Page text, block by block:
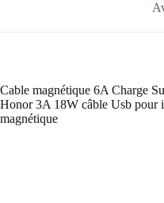
Cable magnétique 6A Charge
Honor 3A 18W câble Usb pour
magnétique